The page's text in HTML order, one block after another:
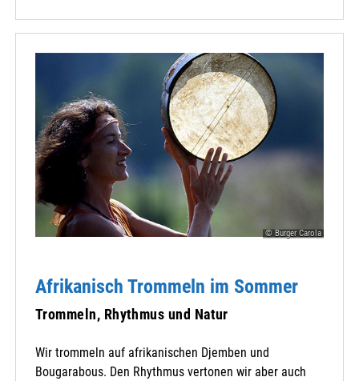
© Burger Carola
Afrikanisch Trommeln im Sommer
Trommeln, Rhythmus und Natur
Wir trommeln auf afrikanischen Djemben und
Bougarabous. Den Rhythmus vertonen wir aber auch